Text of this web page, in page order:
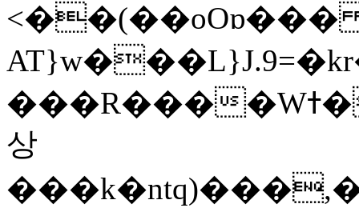
���R����Wߙ���o�O���ӯ��������?
상